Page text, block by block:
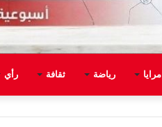
مرايا رياضة ثقافة رأي